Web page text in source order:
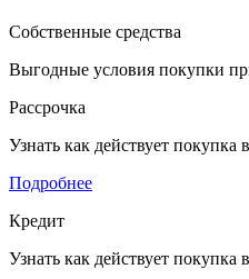
Собственные средства
Выгодные условия покупки
Рассрочка
Узнать как действует покупка
Подробнее
Кредит
Узнать как действует покупка